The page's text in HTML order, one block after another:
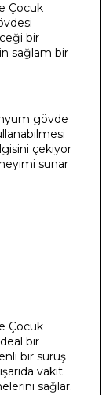
Çocuk
bir
sağlam bir
gövde
çekiyor
sunar
Çocuk
bir
bir sürüş
vakit
sağlar.